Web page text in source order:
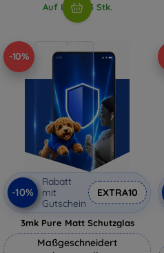
Auf Lager 3 Stk.
-10%
-10%
Rabatt
mit
Gutschein
EXTRA10
3mk Pure Matt Schutzglas
Maßgeschneidert